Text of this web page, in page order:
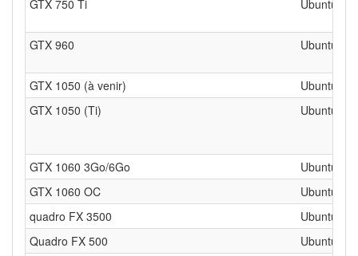
GTX 750 Ti
Ubuntu 64
GTX 960 Ubuntu 64
GTX 1050 (à venir)
Ubuntu 64
GTX 1050 (Ti)
Ubuntu 64
GTX 1060 3Go/6Go
Ubuntu 64
GTX 1060 OC
Ubuntu 64
quadro FX 3500
Ubuntu
Quadro FX 500
Ubuntu 32